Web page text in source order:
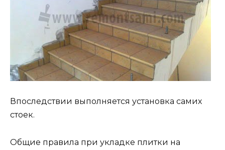
Впоследствии выполняется установка самих
стоек.
Общие правила при укладке плитки на